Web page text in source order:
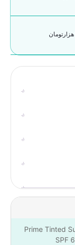
Prime Tinted
SPF